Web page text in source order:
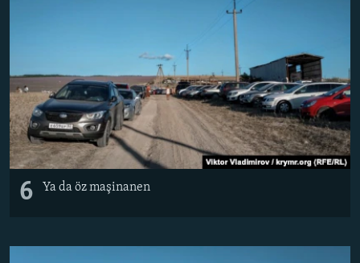
6 Ya da öz maşinanen